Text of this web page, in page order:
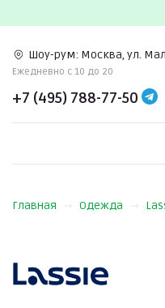
Шоу-рум: Москва, ул.
Ежедневно c 10 до 20
+7 (495) 788-77-50
Главная Одежда